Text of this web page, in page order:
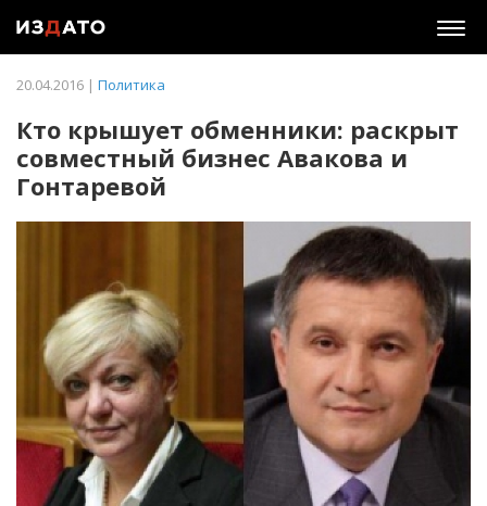
20.04.2016 | Политика
Кто крышует обменники: раскрыт
совместный бизнес Авакова и
Гонтаревой